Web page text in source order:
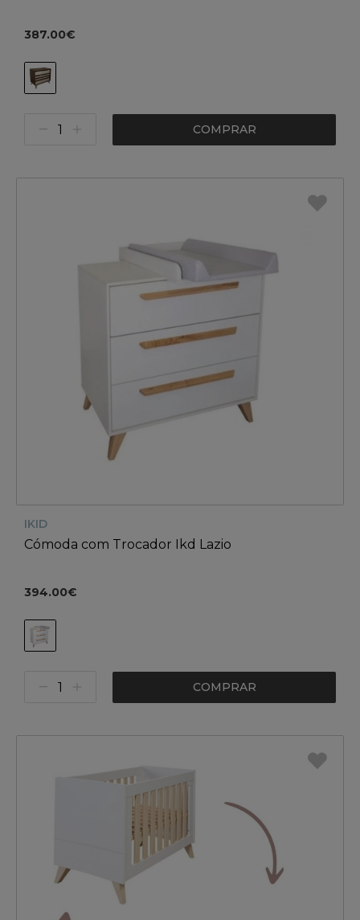
387.00€
COMPRAR
IKID
Cómoda com Trocador Ikd Lazio
394.00€
COMPRAR